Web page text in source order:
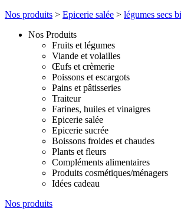
Nos produits > Epicerie salée > légumes secs
Nos Produits
Fruits et légumes
Viande et volailles
Œufs et crèmerie
Poissons et escargots
Pains et pâtisseries
Traiteur
Farines, huiles et vinaigres
Epicerie salée
Epicerie sucrée
Boissons froides et chaudes
Plants et fleurs
Compléments alimentaires
Produits cosmétiques/ménagers
Idées cadeau
Nos produits